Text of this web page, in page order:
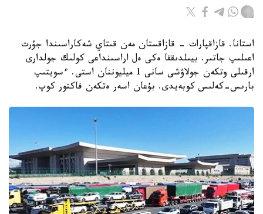
استانا. قازاقپارات - قازاقستان مەن قىتاي شەكاراسىندا جۇرت
اعىلىپ جاتىر. بيىلدىققا ەكى ەل اراسىنداعى كولىك جولدارى
ارقىلى وتكەن جولاۋشى سانى 1 ميليوننان استى. ءسويتىپ
بارىس-كەلىس كوبەيدى. بۇعان اسەر ەتكەن فاكتور كوپ.